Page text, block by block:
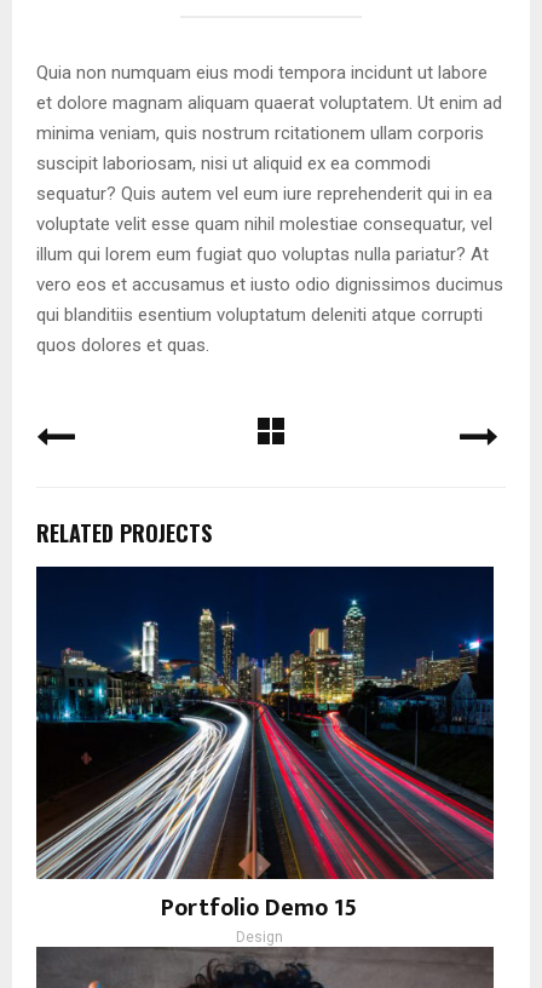
Quia non numquam eius modi tempora incidunt ut labore
et dolore magnam aliquam quaerat voluptatem. Ut enim ad
minima veniam, quis nostrum rcitationem ullam corporis
suscipit laboriosam, nisi ut aliquid ex ea commodi
sequatur? Quis autem vel eum iure reprehenderit qui in ea
voluptate velit esse quam nihil molestiae consequatur, vel
illum qui lorem eum fugiat quo voluptas nulla pariatur? At
vero eos et accusamus et iusto odio dignissimos ducimus
qui blanditiis esentium voluptatum deleniti atque corrupti
quos dolores et quas.
RELATED PROJECTS
Portfolio Demo 15
Design